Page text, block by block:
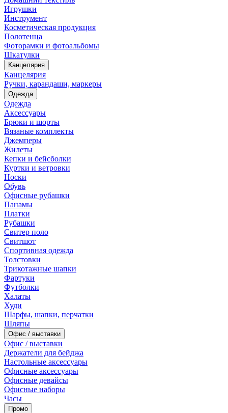
Игрушки
Инструмент
Косметическая продукция
Полотенца
Фоторамки и фотоальбомы
Шкатулки
Канцелярия
Канцелярия
Ручки, карандаши, маркеры
Одежда
Одежда
Аксессуары
Брюки и шорты
Вязаные комплекты
Джемперы
Жилеты
Кепки и бейсболки
Куртки и ветровки
Носки
Обувь
Офисные рубашки
Панамы
Платки
Рубашки
Свитер поло
Свитшот
Спортивная одежда
Толстовки
Трикотажные шапки
Фартуки
Футболки
Халаты
Худи
Шарфы, шапки, перчатки
Шляпы
Офис / выставки
Офис / выставки
Держатели для бейджа
Настольные аксессуары
Офисные аксессуары
Офисные девайсы
Офисные наборы
Часы
Промо